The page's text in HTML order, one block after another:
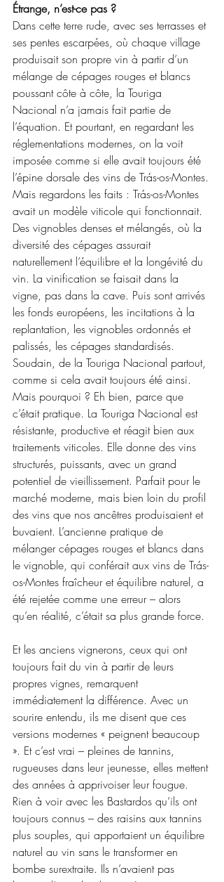
Étrange, n’est-ce pas ?
Dans cette terre rude, avec ses terrasses et
ses pentes escarpées, où chaque village
produisait son propre vin à partir d’un
mélange de cépages rouges et blancs
poussant côte à côte, la Touriga
Nacional n’a jamais fait partie de
l’équation. Et pourtant, en regardant les
réglementations modernes, on la voit
imposée comme si elle avait toujours été
l’épine dorsale des vins de Trás-os-Montes.
Mais regardons les faits : Trás-os-Montes
avait un modèle viticole qui fonctionnait.
Des vignobles denses et mélangés, où la
diversité des cépages assurait
naturellement l’équilibre et la longévité du
vin. La vinification se faisait dans la
vigne, pas dans la cave. Puis sont arrivés
les fonds européens, les incitations à la
replantation, les vignobles ordonnés et
palissés, les cépages standardisés.
Soudain, de la Touriga Nacional partout,
comme si cela avait toujours été ainsi.
Mais pourquoi ? Eh bien, parce que
c’était pratique. La Touriga Nacional est
résistante, productive et réagit bien aux
traitements viticoles. Elle donne des vins
structurés, puissants, avec un grand
potentiel de vieillissement. Parfait pour le
marché moderne, mais bien loin du profil
des vins que nos ancêtres produisaient et
buvaient. L’ancienne pratique de
mélanger cépages rouges et blancs dans
le vignoble, qui conférait aux vins de Trás-
os-Montes fraîcheur et équilibre naturel, a
été rejetée comme une erreur – alors
qu’en réalité, c’était sa plus grande force.
Et les anciens vignerons, ceux qui ont
toujours fait du vin à partir de leurs
propres vignes, remarquent
immédiatement la différence. Avec un
sourire entendu, ils me disent que ces
versions modernes « peignent beaucoup
». Et c’est vrai – pleines de tannins,
rugueuses dans leur jeunesse, elles mettent
des années à apprivoiser leur fougue.
Rien à voir avec les Bastardos qu’ils ont
toujours connus – des raisins aux tannins
plus souples, qui apportaient un équilibre
naturel au vin sans le transformer en
bombe surextraite. Ils n’avaient pas